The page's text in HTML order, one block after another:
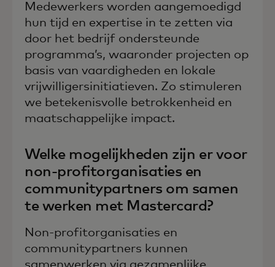
Medewerkers worden aangemoedigd
hun tijd en expertise in te zetten via
door het bedrijf ondersteunde
programma’s, waaronder projecten op
basis van vaardigheden en lokale
vrijwilligersinitiatieven. Zo stimuleren
we betekenisvolle betrokkenheid en
maatschappelijke impact.
Welke mogelijkheden zijn er voor
non-profitorganisaties en
communitypartners om samen
te werken met Mastercard?
Non-profitorganisaties en
communitypartners kunnen
samenwerken via gezamenlijke